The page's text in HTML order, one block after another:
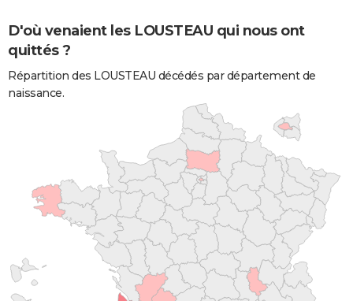
D'où venaient les LOUSTEAU qui nous ont
quittés ?
Répartition des LOUSTEAU décédés par département de
naissance.